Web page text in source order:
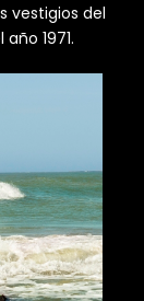
vestigios del
1971.